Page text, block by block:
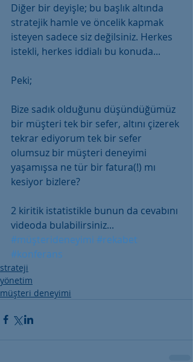
Diğer bir deyişle; bu başlık altında
stratejik hamle ve öncelik kapmak
isteyen sadece siz değilsiniz. Herkes
istekli, herkes iddialı bu konuda...
Peki;
Bize sadık olduğunu düşündüğümüz
bir müşteri tek bir sefer, altını çizerek
tekrar ediyorum tek bir sefer
olumsuz bir müşteri deneyimi
yaşamışsa ne tür bir fatura(!) mı
kesiyor bizlere?
2 kiritik istatistikle bunun da cevabını
videoda bulabilirsiniz...
#müşterideneyimi #rekabet
#konferans
strateji
yönetim
müşteri deneyimi